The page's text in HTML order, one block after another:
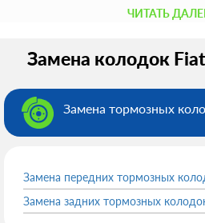
Ducato (Фиат Дукато), поэтому
детальную диагностику. Только
мастера приступают к
колодки для Тормозная система
важнейших узлов автомобиля.
замены колодок. Именно эта
эффективность работы всей
целостности тормозного диска и
ЧИТАТЬ
Замена колодок
Замена тормозных
Замена передних тормозных
Замена задних тормозных